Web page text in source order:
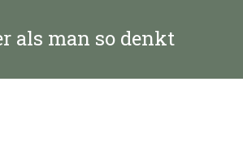
als man so denkt